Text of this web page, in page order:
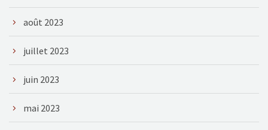
août 2023
juillet 2023
juin 2023
mai 2023